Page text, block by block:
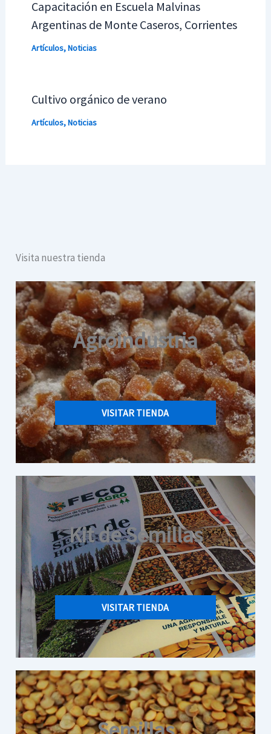
Capacitación en Escuela Malvinas
Argentinas de Monte Caseros, Corrientes
Artículos,Noticias
Cultivo orgánico de verano
Artículos,Noticias
Visita nuestra tienda
Agroindustria
VISITAR TIENDA
Kit de Semillas
VISITAR TIENDA